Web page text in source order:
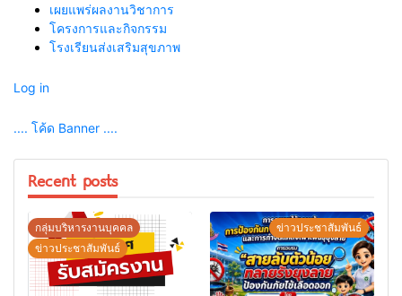
เผยแพร่ผลงานวิชาการ
โครงการและกิจกรรม
โรงเรียนส่งเสริมสุขภาพ
Log in
.... โค้ด Banner ....
Recent posts
กลุ่มบริหารงานบุคคล
ข่าวประชาสัมพันธ์
ข่าวประชาสัมพันธ์